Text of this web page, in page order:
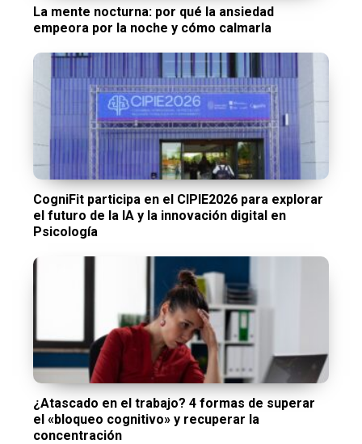
La mente nocturna: por qué la ansiedad
empeora por la noche y cómo calmarla
CogniFit participa en el CIPIE2026 para explorar
el futuro de la IA y la innovación digital en
Psicología
¿Atascado en el trabajo? 4 formas de superar
el «bloqueo cognitivo» y recuperar la
concentración